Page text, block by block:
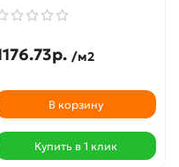
/м2
В корзину
Купить в 1 клик